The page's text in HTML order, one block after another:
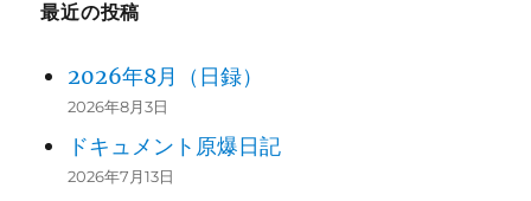
最近の投稿
2026年8月（日録）
2026年8月3日
ドキュメント原爆日記
2026年7月13日